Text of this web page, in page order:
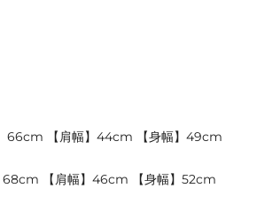
66cm 【肩幅】44cm 【身幅】49cm
68cm 【肩幅】46cm 【身幅】52cm